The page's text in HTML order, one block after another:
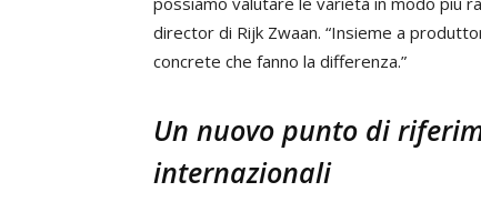
director di Rijk Zwaan. “Insieme a
concrete che fanno la differenza.”
Un nuovo punto di
internazionali